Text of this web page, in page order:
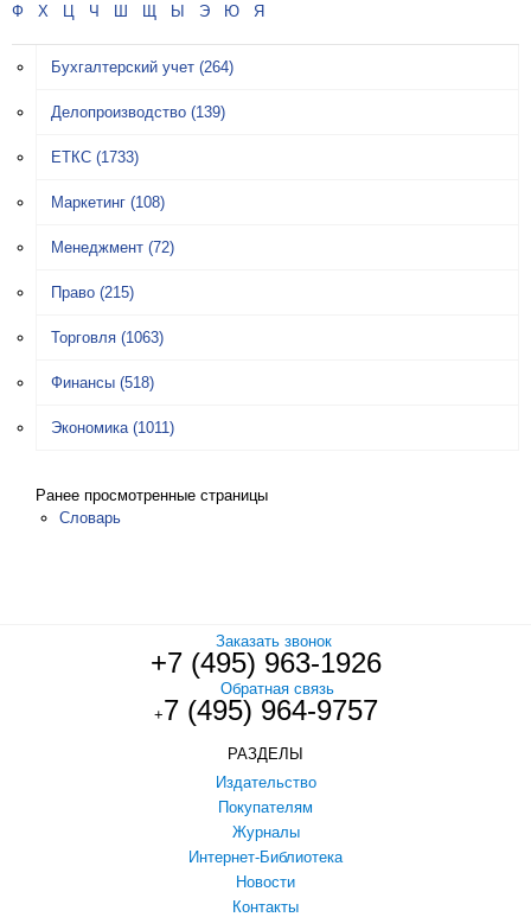
Ф
Х Ц Ч Ш Щ Ы Э Ю Я
Бухгалтерский учет (264)
Делопроизводство (139)
ЕТКС (1733)
Маркетинг (108)
Менеджмент (72)
Право (215)
Торговля (1063)
Финансы (518)
Экономика (1011)
Ранее просмотренные страницы
Словарь
Заказать звонок
+7 (495) 963-1926
Обратная связь
+7 (495) 964-9757
РАЗДЕЛЫ
Издательство
Покупателям
Журналы
Интернет-Библиотека
Новости
Контакты